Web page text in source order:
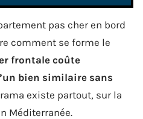
pas cher en bord
comment se forme le
frontale coûte
bien similaire sans
existe partout, sur la
Méditerranée.